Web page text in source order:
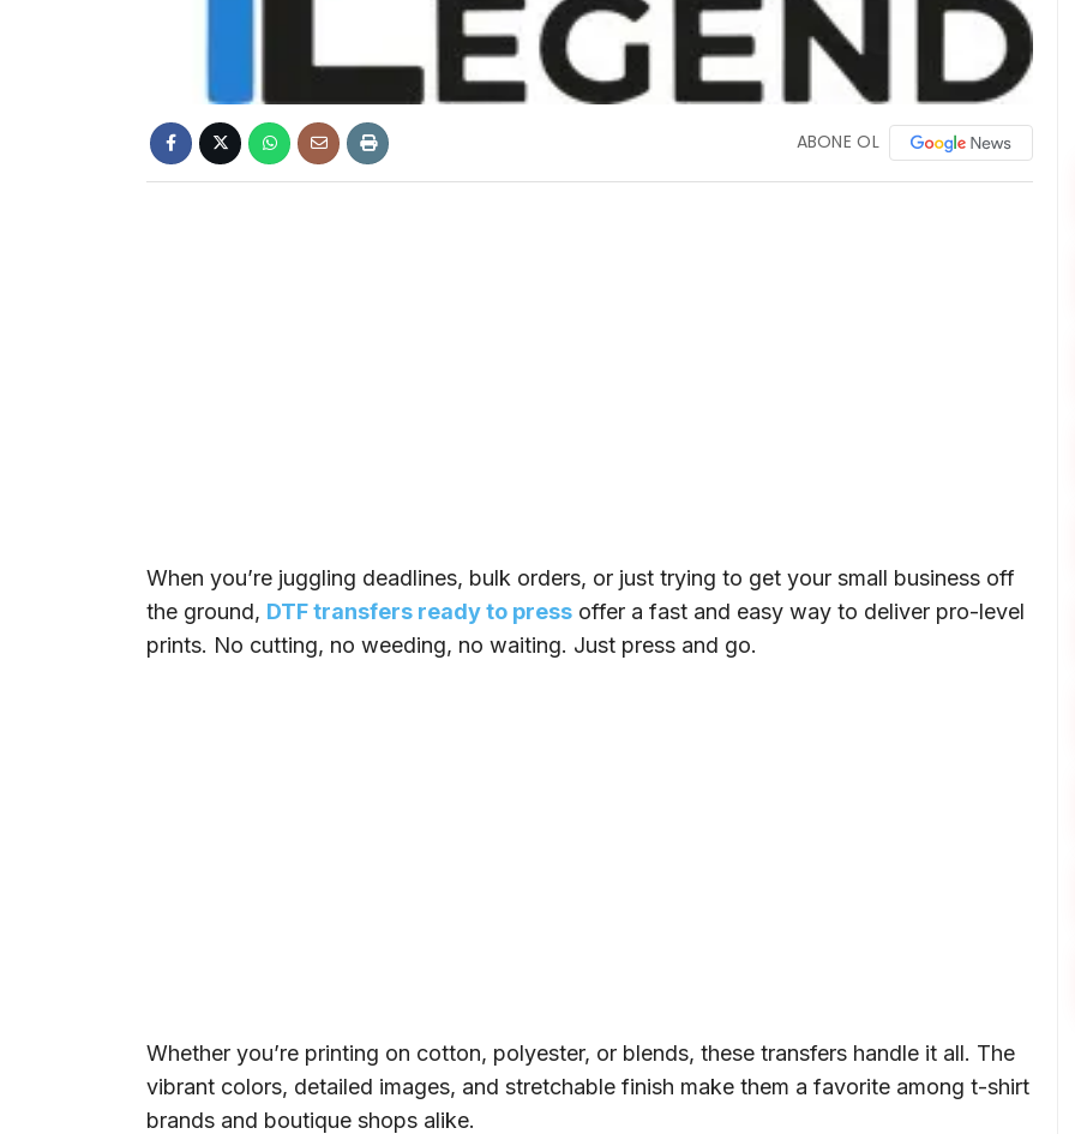
ABONE OL
When you’re juggling deadlines, bulk orders, or just trying to get your small business off
the ground, DTF transfers ready to press offer a fast and easy way to deliver pro-level
prints. No cutting, no weeding, no waiting. Just press and go.
Whether you’re printing on cotton, polyester, or blends, these transfers handle it all. The
vibrant colors, detailed images, and stretchable finish make them a favorite among t-shirt
brands and boutique shops alike.